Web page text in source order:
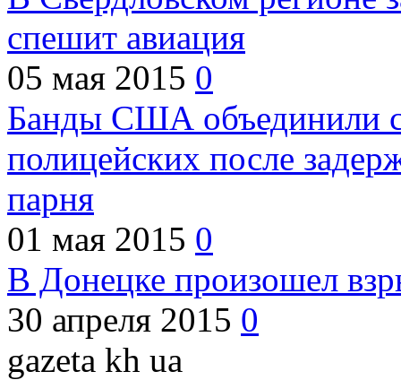
спешит авиация
05 мая 2015 0
Банды США объединили
полицейских после
парня
01 мая 2015 0
В Донецке произошел
30 апреля 2015 0
gazeta kh ua